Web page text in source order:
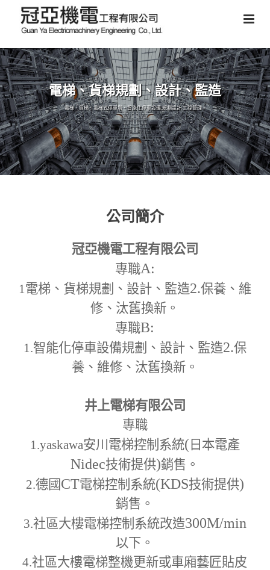
電梯、貨梯規劃、設計、監造
電梯、貨梯、電梯式停車塔、智能化停車設備,規劃設計,工程管理。
公司簡介
冠亞機電工程有限公司
專職A:
1電梯、貨梯規劃、設計、監造2.保養、維
修、汰舊換新。
專職B:
1.智能化停車設備規劃、設計、監造2.保
養、維修、汰舊換新。
井上電梯有限公司
專職
1.yaskawa安川電梯控制系統( 日本電產
Nidec技術提供)銷售。
2.德國 CT電梯控制系統(KDS技術提供)
銷售。
3.社區大樓電梯控制系統改造300M/min
以下。
4.社區大樓電梯整機更新或車廂藝匠貼皮